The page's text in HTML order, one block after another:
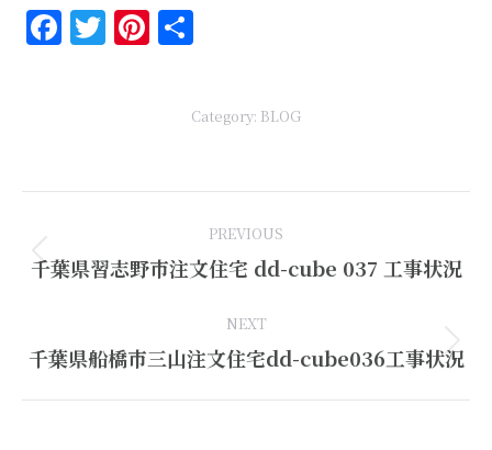
Facebook
Twitter
Pinterest
Category: BLOG
PREVIOUS
Previous
千葉県習志野市注文住宅 dd-cube 037 工事状況
NEXT
Next
千葉県船橋市三山注文住宅dd-cube036工事状況